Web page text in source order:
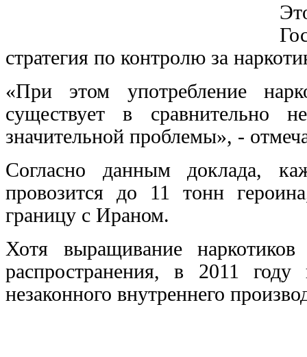
стратегия по контролю за
«При этом употребление
существует в сравнительно
значительной проблемы», -
Согласно данным доклада,
провозится до 11 тонн
границу с Ираном.
Хотя выращивание
распространения, в 2011
незаконного внутреннего